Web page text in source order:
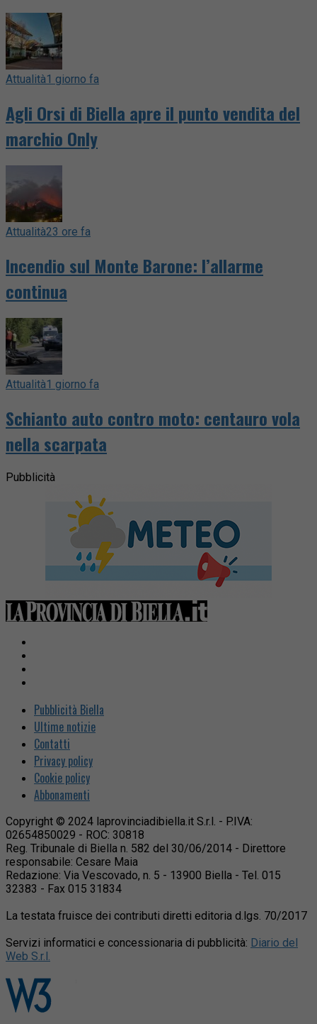
Attualità1 giorno fa
Agli Orsi di Biella apre il punto vendita del
marchio Only
Attualità23 ore fa
Incendio sul Monte Barone: l’allarme
continua
Attualità1 giorno fa
Schianto auto contro moto: centauro vola
nella scarpata
Pubblicità
Pubblicità Biella
Ultime notizie
Contatti
Privacy policy
Cookie policy
Abbonamenti
Copyright © 2024 laprovinciadibiella.it S.r.l. - P.IVA:
02654850029 - ROC: 30818
Reg. Tribunale di Biella n. 582 del 30/06/2014 - Direttore
responsabile: Cesare Maia
Redazione: Via Vescovado, n. 5 - 13900 Biella - Tel. 015
32383 - Fax 015 31834
La testata fruisce dei contributi diretti editoria d.lgs. 70/2017
Servizi informatici e concessionaria di pubblicità: Diario del
Web S.r.l.